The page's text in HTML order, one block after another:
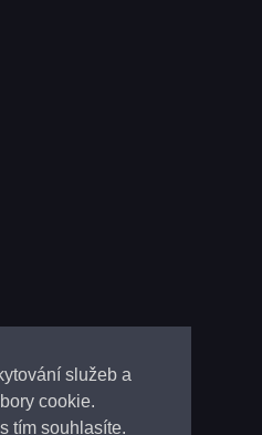
služeb a
cookie.
tím souhlasíte.